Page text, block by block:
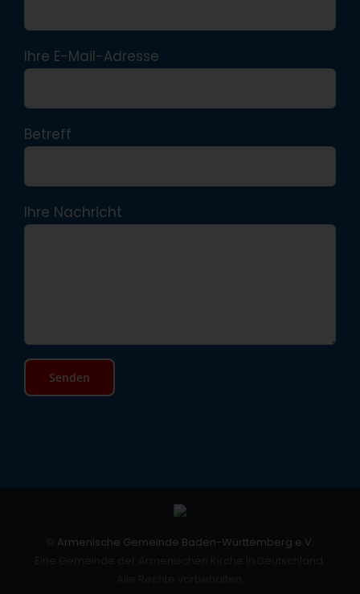
Ihre E-Mail-Adresse
Betreff
Ihre Nachricht
Armenische Gemeinde Baden-Württemberg e.V.